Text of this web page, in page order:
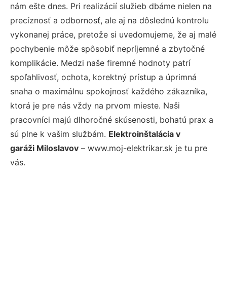
nám ešte dnes. Pri realizácií služieb dbáme nielen na
precíznosť a odbornosť, ale aj na dôslednú kontrolu
vykonanej práce, pretože si uvedomujeme, že aj malé
pochybenie môže spôsobiť nepríjemné a zbytočné
komplikácie. Medzi naše firemné hodnoty patrí
spoľahlivosť, ochota, korektný prístup a úprimná
snaha o maximálnu spokojnosť každého zákazníka,
ktorá je pre nás vždy na prvom mieste. Naši
pracovníci majú dlhoročné skúsenosti, bohatú prax a
sú plne k vašim službám. Elektroinštalácia v
garáži Miloslavov – www.moj-elektrikar.sk je tu pre
vás.